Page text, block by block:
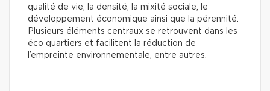
qualité de vie, la densité, la mixité sociale, le
développement économique ainsi que la pérennité.
Plusieurs éléments centraux se retrouvent dans les
éco quartiers et facilitent la réduction de
l’empreinte environnementale, entre autres.